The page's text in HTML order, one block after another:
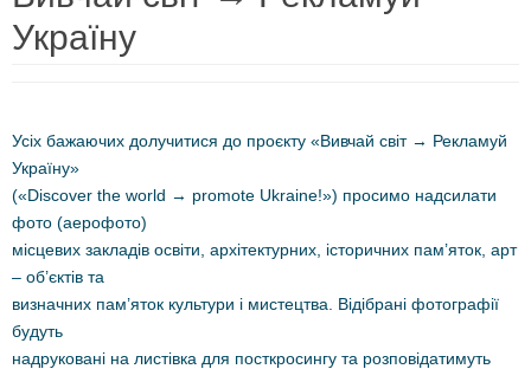
Україну
Усіх бажаючих долучитися до проєкту «Вивчай світ → Рекламуй
Україну»
(«Discover the world → promote Ukraine!») просимо надсилати
фото (аерофото)
місцевих закладів освіти, архітектурних, історичних пам’яток, арт
– об’єктів та
визначних пам’яток культури і мистецтва. Відібрані фотографії
будуть
надруковані на листівка для посткросингу та розповідатимуть